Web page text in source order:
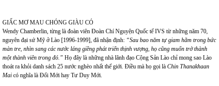
GIẤC MƠ MAU CHÓNG GIÀU CÓ
Wendy Chamberlin, từng là đoàn viên Đoàn Chí Nguyện Quốc tế IVS từ những năm 70,
nguyên đại sứ Mỹ ở Lào [1996-1999], đã nhận định: “Sau bao năm tự giam hãm trong bức
màn tre, nhìn sang các nước láng giềng phát triển thịnh vượng, họ cũng muốn trở thành
một thành viên trong đó.” Họ đây là những nhà lãnh đạo Cộng Sản Lào chỉ mong sao Lào
thoát ra khỏi danh sách 25 nước nghèo nhất thế giới. Điều mà họ gọi là Chin Thanakhaan
Mai có nghĩa là Đổi Mới hay Tư Duy Mới.